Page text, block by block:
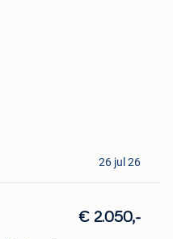
26 jul 26
€ 2.050,-